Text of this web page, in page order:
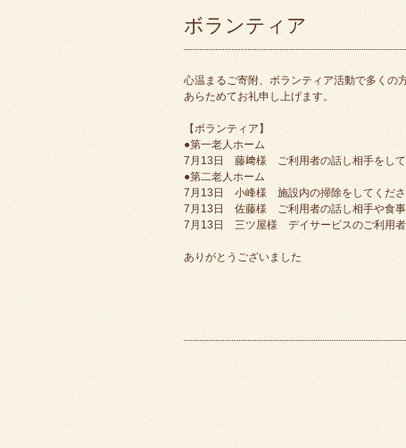
ボランティア
心温まるご寄附、ボランティア活動で多くの
あらためてお礼申し上げます。
【ボランティア】
●第一老人ホーム
7月13日 藤﨑様 ご利用者の話し相手をして
●第二老人ホーム
7月13日 小峰様 施設内の掃除をしてくださ
7月13日 佐藤様 ご利用者の話し相手や食事
7月13日 三ツ屋様 デイサービスのご利用者
ありがとうございました